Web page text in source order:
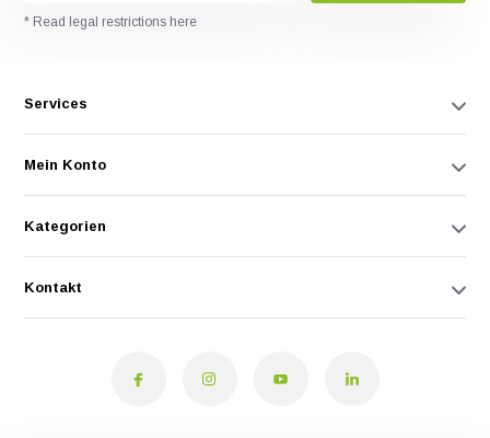
* Read legal restrictions here
Services
Mein Konto
Kategorien
Kontakt